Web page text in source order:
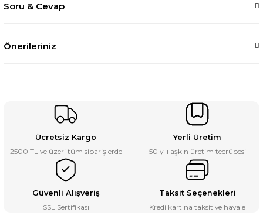
Soru & Cevap
Önerileriniz
Ücretsiz Kargo
2500 TL ve üzeri tüm siparişlerde
Yerli Üretim
50 yılı aşkın üretim tecrübesi
Güvenli Alışveriş
SSL Sertifikası
Taksit Seçenekleri
Kredi kartına taksit ve havale